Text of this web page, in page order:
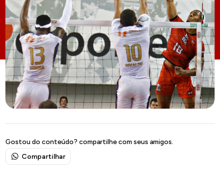
Gostou do conteúdo? compartilhe com seus amigos.
Compartilhar